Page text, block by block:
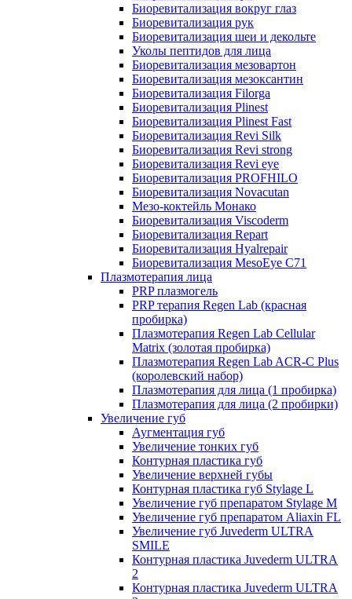
Биоревитализация вокруг глаз
Биоревитализация рук
Биоревитализация шеи и декольте
Уколы пептидов для лица
Биоревитализация мезовартон
Биоревитализация мезоксантин
Биоревитализация Filorga
Биоревитализация Plinest
Биоревитализация Plinest Fast
Биоревитализация Revi Silk
Биоревитализация Revi strong
Биоревитализация Revi eye
Биоревитализация PROFHILO
Биоревитализация Novacutan
Мезо-коктейль Монако
Биоревитализация Viscoderm
Биоревитализация Repart
Биоревитализация Hyalrepair
Биоревитализация MesoEye C71
Плазмотерапия лица
PRP плазмогель
PRP терапия Regen Lab (красная
пробирка)
Плазмотерапия Regen Lab Cellular
Matrix (золотая пробирка)
Плазмотерапия Regen Lab ACR-C Plus
(королевский набор)
Плазмотерапия для лица (1 пробирка)
Плазмотерапия для лица (2 пробирки)
Увеличение губ
Аугментация губ
Увеличение тонких губ
Контурная пластика губ
Увеличение верхней губы
Контурная пластика губ Stylage L
Увеличение губ препаратом Stylage M
Увеличение губ препаратом Aliaxin FL
Увеличение губ Juvederm ULTRA
SMILE
Контурная пластика Juvederm ULTRA
2
Контурная пластика Juvederm ULTRA